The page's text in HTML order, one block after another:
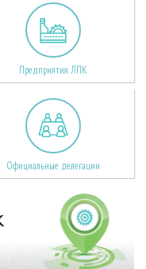
Предприятия ЛПК
Официальные делегации